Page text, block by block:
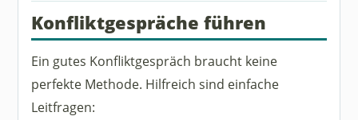
Konfliktgespräche führen
Ein gutes Konfliktgespräch braucht keine
perfekte Methode. Hilfreich sind einfache
Leitfragen: